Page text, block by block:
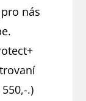
nás
.)